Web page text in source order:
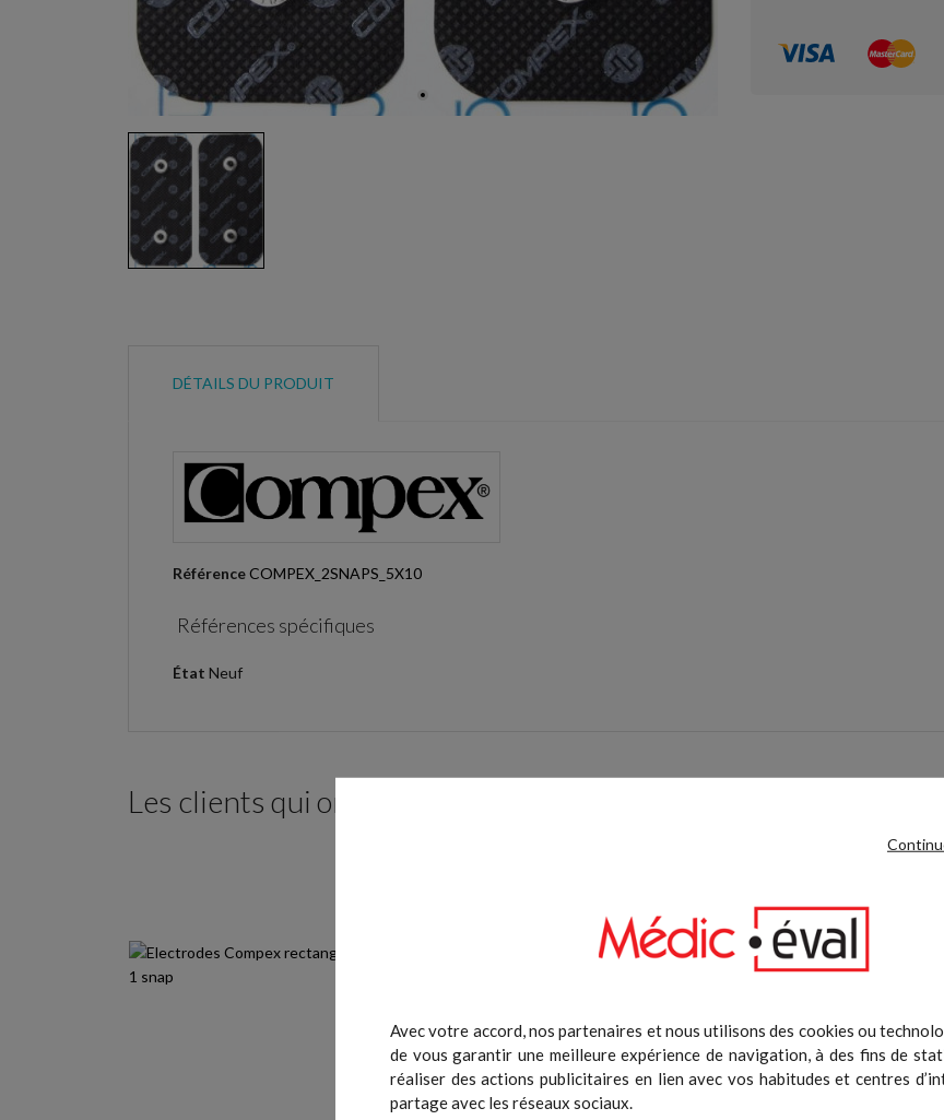
Avec votre accord, nos partenaires et nous utilisons des cookies ou
de vous garantir une meilleure expérience de navigation, à des fins de
réaliser des actions publicitaires en lien avec vos habitudes et centres
partage avec les réseaux sociaux.
DÉTAILS DU PRODUIT
RéférenceCOMPEX_2SNAPS_5X10
Références spécifiques
État Neuf
Les clients qui ont acheté ce produit ont également acheté :